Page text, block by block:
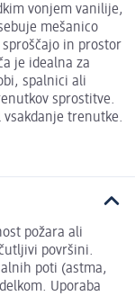
vonjem vanilije,
mešanico
in prostor
je idealna za
spalnici ali
sprostitve.
trenutke.
požara ali
površini.
poti (astma,
Uporaba